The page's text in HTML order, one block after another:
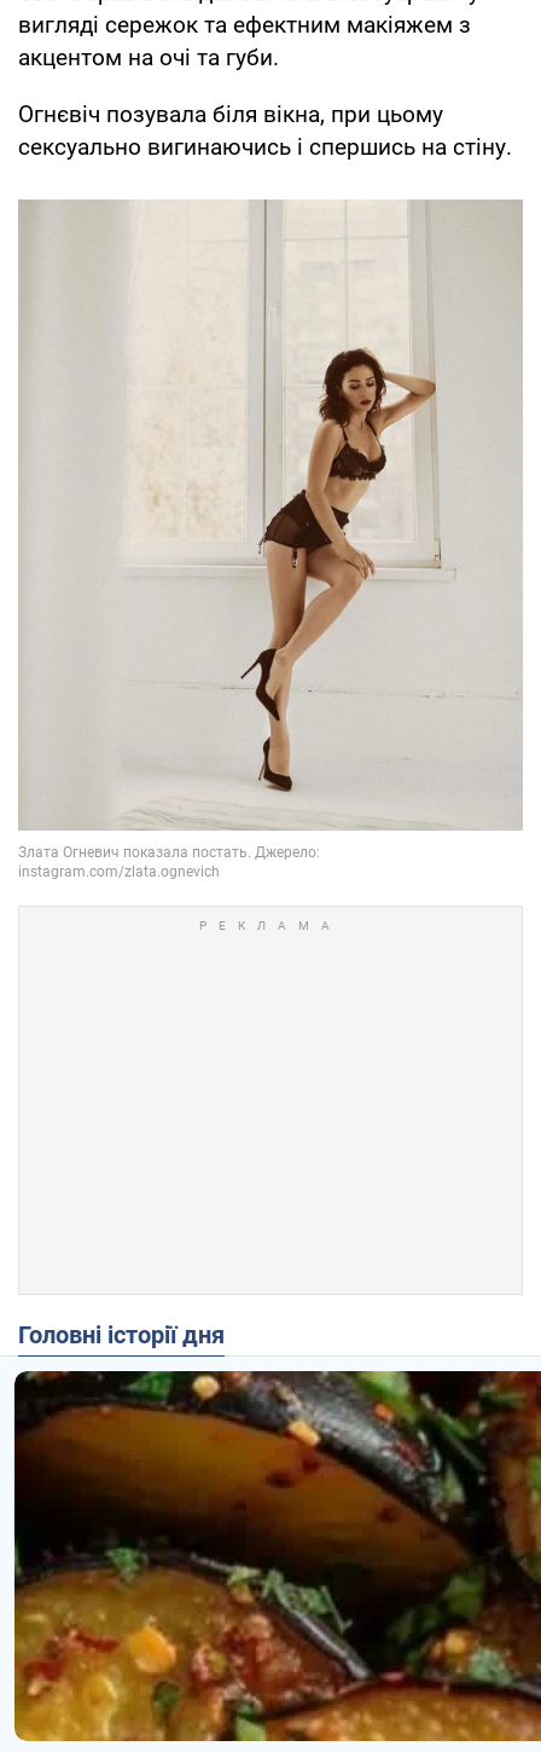
вигляді сережок та ефектним макіяжем з
акцентом на очі та губи.
Огнєвіч позувала біля вікна, при цьому
сексуально вигинаючись і спершись на стіну.
Головні історії дня